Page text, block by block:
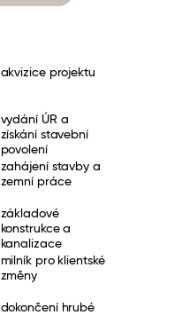
akvizice projektu
vydání ÚR a
získání stavební
povolení
zahájení stavby a
zemní práce
základové
konstrukce a
kanalizace
milník pro klientské
změny
dokončení hrubé